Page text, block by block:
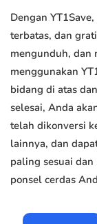
Dengan
terbatas, dan
mengunduh, dan
menggunakan
bidang di atas
selesai, Anda
telah dikonversi
lainnya, dan
paling sesuai
ponsel cerdas